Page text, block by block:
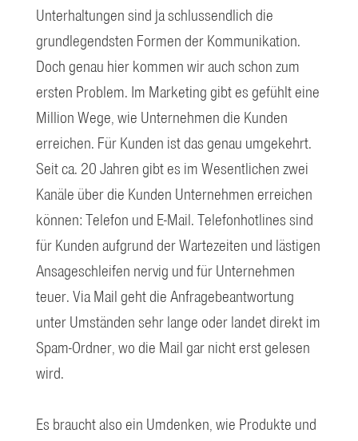
Unterhaltungen sind ja schlussendlich die
grundlegendsten Formen der Kommunikation.
Doch genau hier kommen wir auch schon zum
ersten Problem. Im Marketing gibt es gefühlt eine
Million Wege, wie Unternehmen die Kunden
erreichen. Für Kunden ist das genau umgekehrt.
Seit ca. 20 Jahren gibt es im Wesentlichen zwei
Kanäle über die Kunden Unternehmen erreichen
können: Telefon und E-Mail. Telefonhotlines sind
für Kunden aufgrund der Wartezeiten und lästigen
Ansageschleifen nervig und für Unternehmen
teuer. Via Mail geht die Anfragebeantwortung
unter Umständen sehr lange oder landet direkt im
Spam-Ordner, wo die Mail gar nicht erst gelesen
wird.
Es braucht also ein Umdenken, wie Produkte und